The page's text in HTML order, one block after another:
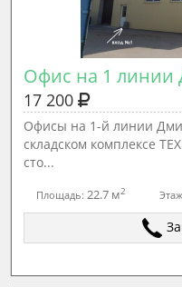
Офис на 1 линии
17 200
Офисы на 1-й линии
складском комплексе
сто...
Площадь: 22.7 м2